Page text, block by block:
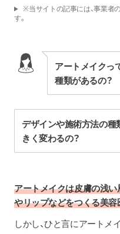
※当サイトの記事には、事業者
す。
アートメイクっ
種類があるの？
デザインや施術方法の種
きく変わるの？
アートメイクは皮膚の浅い
やリップなどをつくる美容
しかし、ひと言にアートメ